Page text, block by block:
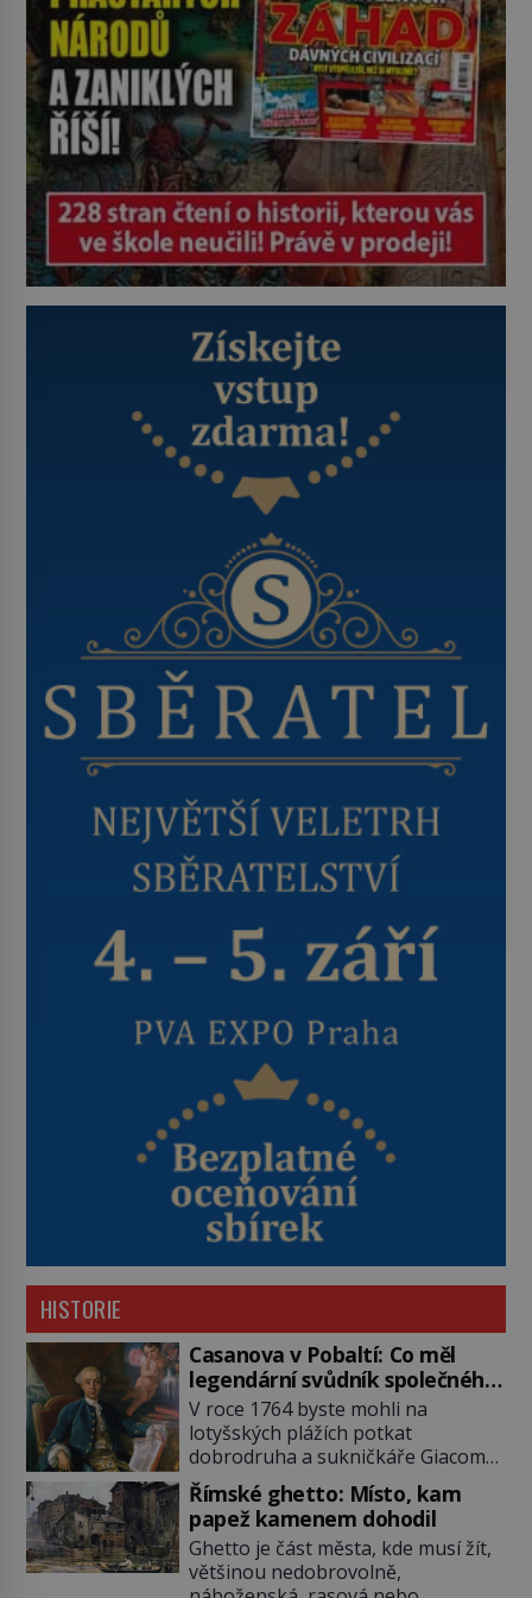
Je 27. května 1991. […]
HISTORIE
Casanova v Pobaltí: Co měl
legendární svůdník společného
se svobodnými zednáři?
V roce 1764 byste mohli na
lotyšských plážích potkat
dobrodruha a sukničkáře Giacoma
Casanovu. Jeho cesta k Baltskému
moři však nebyla turistickým
výletem, ale ryze pracovní cestou
se zištnými úmysly. Jaký cíl
Casanova sledoval, když se
Římské ghetto: Místo, kam
papež kamenem dohodil
Ghetto je část města, kde musí žít,
většinou nedobrovolně,